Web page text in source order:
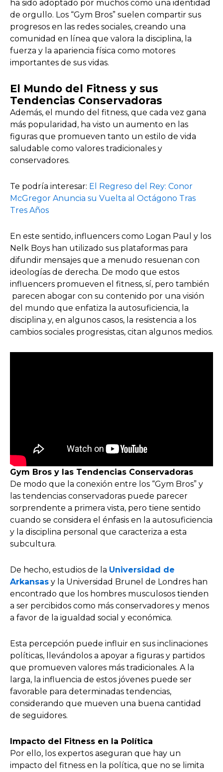
ha sido adoptado por muchos como una identidad
de orgullo. Los “Gym Bros” suelen compartir sus
progresos en las redes sociales, creando una
comunidad en línea que valora la disciplina, la
fuerza y la apariencia física como motores
importantes de sus vidas.
El Mundo del Fitness y sus
Tendencias Conservadoras
Además, el mundo del fitness, que cada vez gana
más popularidad, ha visto un aumento en las
figuras que promueven tanto un estilo de vida
saludable como valores tradicionales y
conservadores.
Te podría interesar: El Regreso del Rey: Conor
McGregor Anuncia su Vuelta al Octágono Tras
Tres Años
En este sentido, influencers como Logan Paul y los
Nelk Boys han utilizado sus plataformas para
difundir mensajes que a menudo resuenan con
ideologías de derecha. De modo que estos
influencers promueven el fitness, sí, pero también
parecen abogar con su contenido por una visión
del mundo que enfatiza la autosuficiencia, la
disciplina y, en algunos casos, la resistencia a los
cambios sociales progresistas, citan algunos medios.
Gym Bros y las Tendencias Conservadoras
De modo que la conexión entre los “Gym Bros” y
las tendencias conservadoras puede parecer
sorprendente a primera vista, pero tiene sentido
cuando se considera el énfasis en la autosuficiencia
y la disciplina personal que caracteriza a esta
subcultura.
De hecho, estudios de la Universidad de
Arkansas y la Universidad Brunel de Londres han
encontrado que los hombres musculosos tienden
a ser percibidos como más conservadores y menos
a favor de la igualdad social y económica.
Esta percepción puede influir en sus inclinaciones
políticas, llevándolos a apoyar a figuras y partidos
que promueven valores más tradicionales. A la
larga, la influencia de estos jóvenes puede ser
favorable para determinadas tendencias,
considerando que mueven una buena cantidad
de seguidores.
Impacto del Fitness en la Política
Por ello, los expertos aseguran que hay un
impacto del fitness en la política, que no se limita